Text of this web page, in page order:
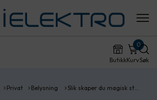
ButikkKurv
0
Søk
Privat Belysning Slik skaper du magisk st…